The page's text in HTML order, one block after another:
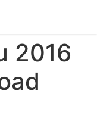
2016